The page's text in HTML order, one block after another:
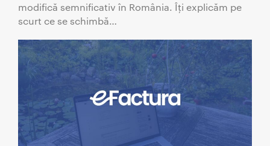
modifică semnificativ în România. Îți explicăm pe
scurt ce se schimbă…